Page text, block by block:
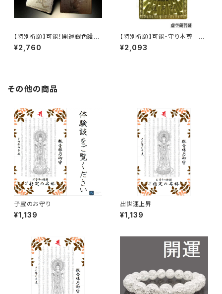
【特別祈願】可能！開運銀色護符
(白蛇)
¥2,760
【特別祈願】可能・守り本尊 護
身護符 寅(とら)年 虚空蔵菩
薩 お守り 護符 ご利益
¥2,093
その他の商品
子宝のお守り
¥1,139
出世運上昇
¥1,139